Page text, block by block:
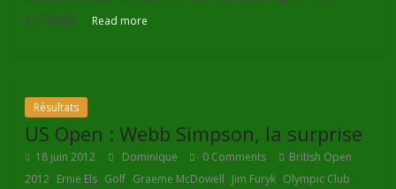
enfilade.
Read more
Résultats
US Open : Webb Simpson, la surprise
18 juin 2012 Dominique 0 Comments
British Open
2012, Ernie Els, Golf, Graeme McDowell, Jim Furyk, Olympic Club,